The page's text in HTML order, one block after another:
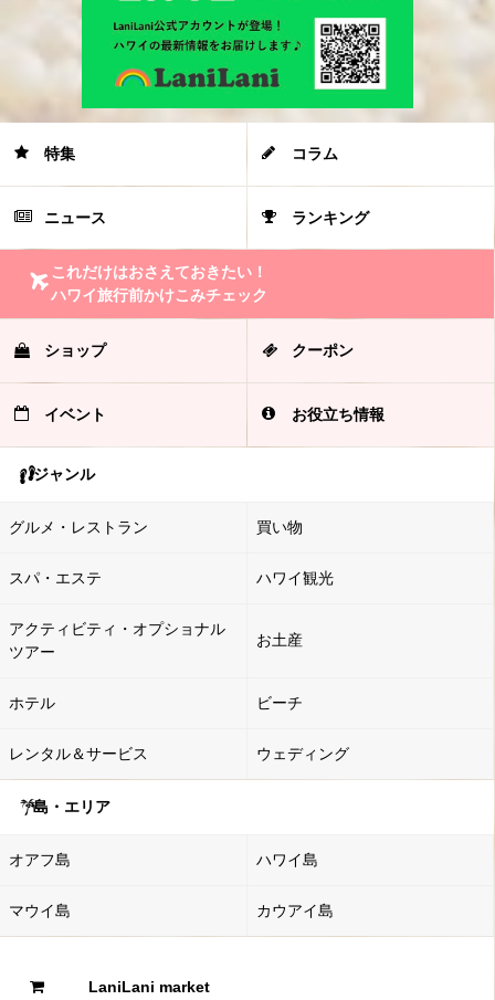
特集 コラム
ニュース ランキング
これだけはおさえておきたい！
ハワイ旅行前かけこみチェック
ショップ クーポン
イベント お役立ち情報
ジャンル
グルメ・レストラン 買い物
スパ・エステ ハワイ観光
アクティビティ・オプショナル
ツアー
お土産
ホテル ビーチ
レンタル＆サービス ウェディング
島・エリア
オアフ島 ハワイ島
マウイ島 カウアイ島
LaniLani market